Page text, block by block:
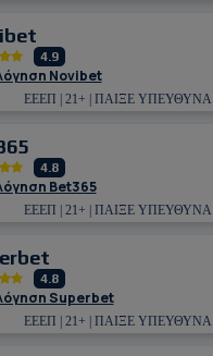
4.9
Novibet
ΕΕΕΠ | 21+ | ΠΑΙΞΕ ΥΠΕΥΘΥΝΑ
4.8
Bet365
ΕΕΕΠ | 21+ | ΠΑΙΞΕ ΥΠΕΥΘΥΝΑ
4.8
Superbet
ΕΕΕΠ | 21+ | ΠΑΙΞΕ ΥΠΕΥΘΥΝΑ